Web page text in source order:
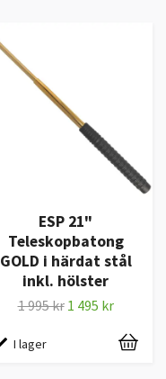
ESP 21"
Teleskopbatong
GOLD i härdat stål
inkl. hölster
1 995 kr 1 495 kr
I lager